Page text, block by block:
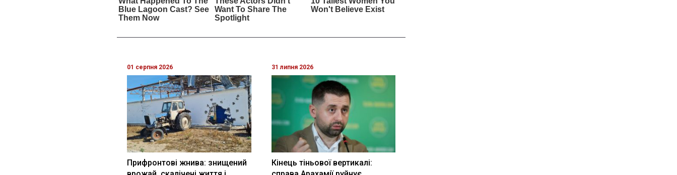
01 серпня 2026
Прифронтові жнива: знищений
31 липня 2026
Кінець тіньової вертикалі: